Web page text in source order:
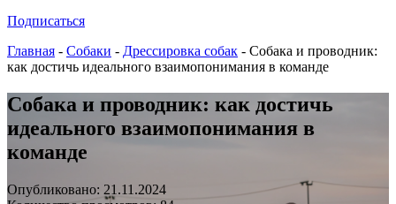
Подписаться
Главная - Собаки - Дрессировка собак - Собака и проводник:
как достичь идеального взаимопонимания в команде
Собака и проводник: как достичь
идеального взаимопонимания в
команде
Опубликовано: 21.11.2024